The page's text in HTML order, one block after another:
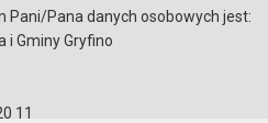
XIX sesja
Pani/Pana danych osobowych jest:
i Gminy Gryfino
11